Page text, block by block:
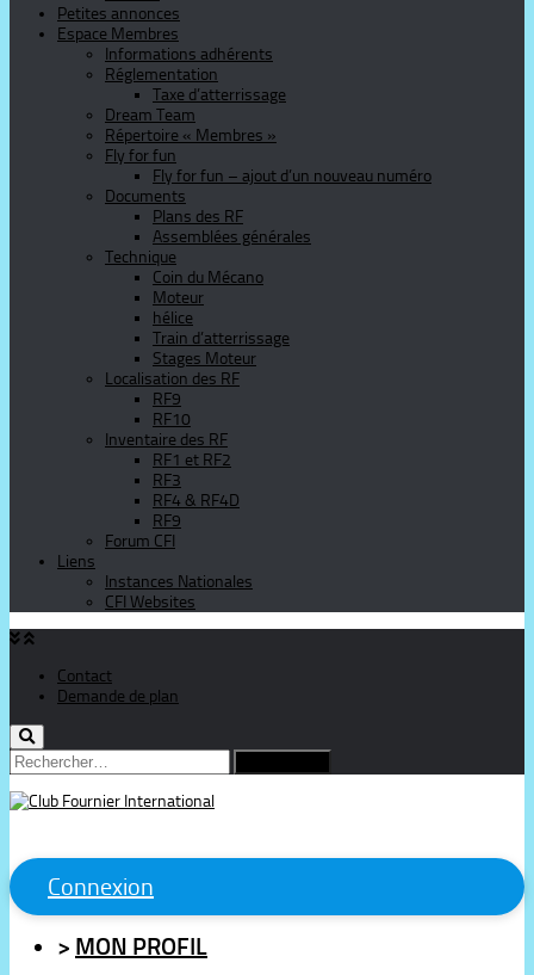
Petites annonces
Espace Membres
Informations adhérents
Réglementation
Taxe d’atterrissage
Dream Team
Répertoire « Membres »
Fly for fun
Fly for fun – ajout d’un nouveau numéro
Documents
Plans des RF
Assemblées générales
Technique
Coin du Mécano
Moteur
hélice
Train d’atterrissage
Stages Moteur
Localisation des RF
RF9
RF10
Inventaire des RF
RF1 et RF2
RF3
RF4 & RF4D
RF9
Forum CFI
Liens
Instances Nationales
CFI Websites
Contact
Demande de plan
Rechercher :
Connexion
> MON PROFIL